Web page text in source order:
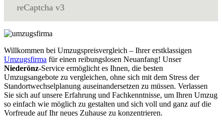
reCaptcha v3
Willkommen bei Umzugspreisvergleich – Ihrer erstklassigen
Umzugsfirma für einen reibungslosen Neuanfang! Unser
Niederönz-Service ermöglicht es Ihnen, die besten
Umzugsangebote zu vergleichen, ohne sich mit dem Stress der
Standortwechselplanung auseinandersetzen zu müssen. Verlassen
Sie sich auf unsere Erfahrung und Fachkenntnisse, um Ihren Umzug
so einfach wie möglich zu gestalten und sich voll und ganz auf die
Vorfreude auf Ihr neues Zuhause zu konzentrieren.